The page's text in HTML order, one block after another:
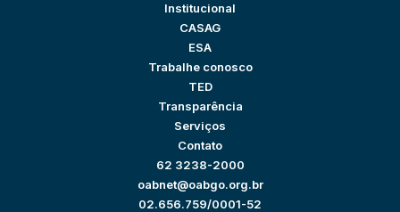
Institucional
CASAG
ESA
Trabalhe conosco
TED
Transparência
Serviços
Contato
62 3238-2000
oabnet@oabgo.org.br
02.656.759/0001-52